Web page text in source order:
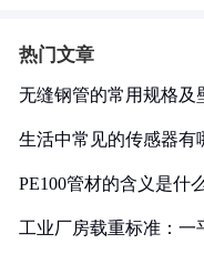
热门文章
无缝钢管的常用规格及
生活中常见的传感器有
PE100管材的含义是什
工业厂房载重标准：一